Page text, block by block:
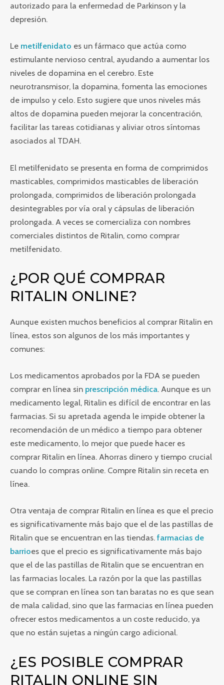
autorizado para la enfermedad de Parkinson y la
depresión.
Le metilfenidato es un fármaco que actúa como
estimulante nervioso central, ayudando a aumentar los
niveles de dopamina en el cerebro. Este
neurotransmisor, la dopamina, fomenta las emociones
de impulso y celo. Esto sugiere que unos niveles más
altos de dopamina pueden mejorar la concentración,
facilitar las tareas cotidianas y aliviar otros síntomas
asociados al TDAH.
El metilfenidato se presenta en forma de comprimidos
masticables, comprimidos masticables de liberación
prolongada, comprimidos de liberación prolongada
desintegrables por vía oral y cápsulas de liberación
prolongada. A veces se comercializa con nombres
comerciales distintos de Ritalin, como comprar
metilfenidato.
¿POR QUÉ COMPRAR
RITALIN ONLINE?
Aunque existen muchos beneficios al comprar Ritalin en
línea, estos son algunos de los más importantes y
comunes:
Los medicamentos aprobados por la FDA se pueden
comprar en línea sin prescripción médica. Aunque es un
medicamento legal, Ritalin es difícil de encontrar en las
farmacias. Si su apretada agenda le impide obtener la
recomendación de un médico a tiempo para obtener
este medicamento, lo mejor que puede hacer es
comprar Ritalin en línea. Ahorras dinero y tiempo crucial
cuando lo compras online. Compre Ritalin sin receta en
línea.
Otra ventaja de comprar Ritalin en línea es que el precio
es significativamente más bajo que el de las pastillas de
Ritalin que se encuentran en las tiendas.farmacias de
barrioes que el precio es significativamente más bajo
que el de las pastillas de Ritalin que se encuentran en
las farmacias locales. La razón por la que las pastillas
que se compran en línea son tan baratas no es que sean
de mala calidad, sino que las farmacias en línea pueden
ofrecer estos medicamentos a un coste reducido, ya
que no están sujetas a ningún cargo adicional.
¿ES POSIBLE COMPRAR
RITALIN ONLINE SIN